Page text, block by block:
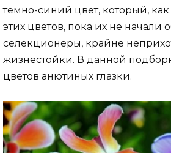
темно-синий цвет, который, как
этих цветов, пока их не начали
селекционеры, крайне
жизнестойки. В данной
цветов анютиных глазки.